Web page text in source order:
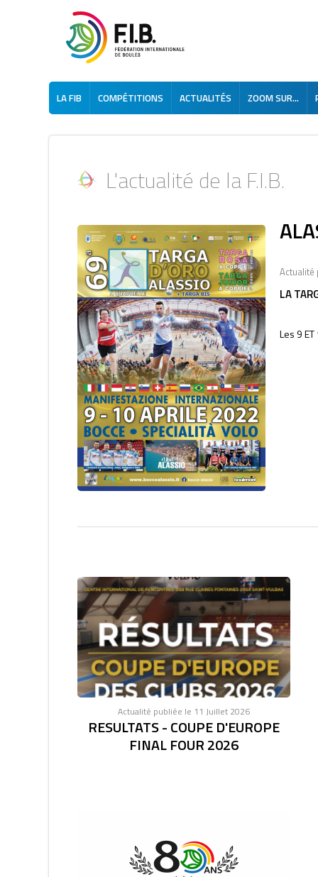
LA FIB COMPÉTITIONS ACTUALITÉS ZOOM SUR...
L'actualité de la F.I.B.
Actualité
LA
Les 9 ET
Actualité publiée le 11 Juillet 2026
RESULTATS - COUPE D'EUROPE
FINAL FOUR 2026